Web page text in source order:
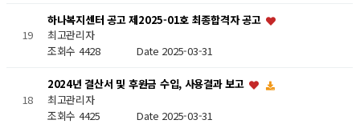
19
하나복지센터 공고 제2025-01호 최종합격자 공고
최고관리자
조회수 4428 Date 2025-03-31
18
2024년 결산서 및 후원금 수입, 사용결과 보고
최고관리자
조회수 4425 Date 2025-03-31